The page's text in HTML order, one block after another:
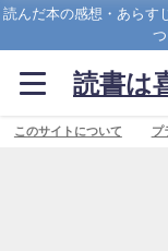
読んだ本の感想・あらす
読書は
このサイトについて プ